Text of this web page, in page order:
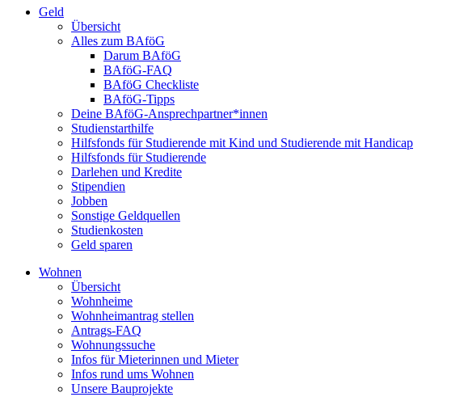
Geld
Übersicht
Alles zum BAföG
Darum BAföG
BAföG-FAQ
BAföG Checkliste
BAföG-Tipps
Deine BAföG-Ansprechpartner*innen
Studienstarthilfe
Hilfsfonds für Studierende mit Kind und Studierende mit Handicap
Hilfsfonds für Studierende
Darlehen und Kredite
Stipendien
Jobben
Sonstige Geldquellen
Studienkosten
Geld sparen
Wohnen
Übersicht
Wohnheime
Wohnheimantrag stellen
Antrags-FAQ
Wohnungssuche
Infos für Mieterinnen und Mieter
Infos rund ums Wohnen
Unsere Bauprojekte